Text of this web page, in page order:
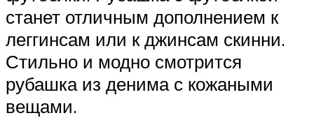
станет отличным дополнением к
леггинсам или к джинсам скинни.
Стильно и модно смотрится
рубашка из денима с кожаными
вещами.